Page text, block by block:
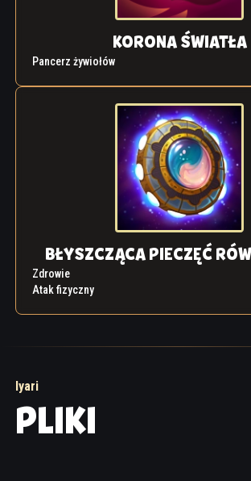
KORONA ŚWIATŁA
Pancerz żywiołów
BŁYSZCZĄCA PIECZĘĆ
Zdrowie
Atak fizyczny
Iyari
PLIKI